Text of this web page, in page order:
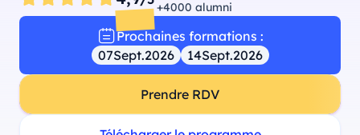
+4000 alumni
Prochaines formations :
07Sept.2026 14Sept.2026
Prendre RDV